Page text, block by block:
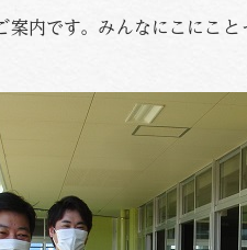
案内です。みんなにこにこ